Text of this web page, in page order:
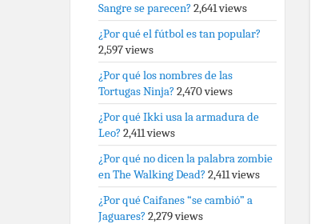
Sangre se parecen? 2,641 views
¿Por qué el fútbol es tan popular?
2,597 views
¿Por qué los nombres de las
Tortugas Ninja? 2,470 views
¿Por qué Ikki usa la armadura de
Leo? 2,411 views
¿Por qué no dicen la palabra zombie
en The Walking Dead? 2,411 views
¿Por qué Caifanes “se cambió” a
Jaguares? 2,279 views